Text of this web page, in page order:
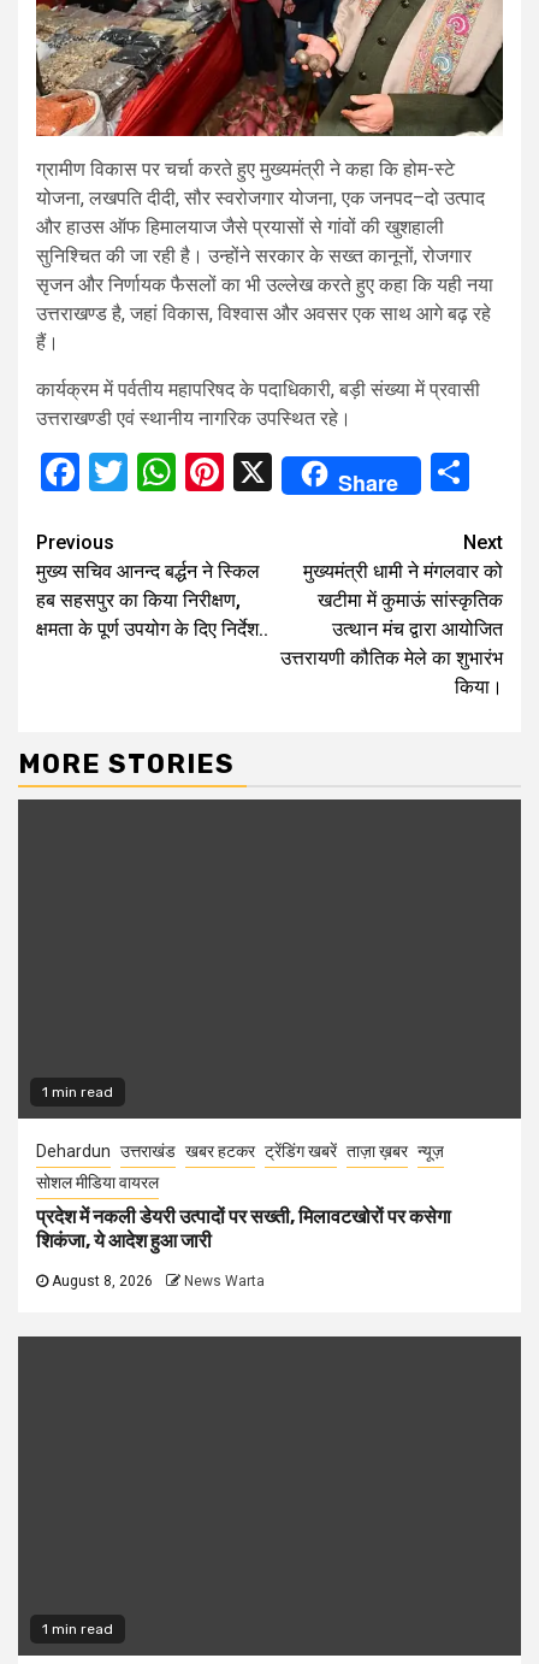
ग्रामीण विकास पर चर्चा करते हुए मुख्यमंत्री ने कहा कि होम-स्टे
योजना, लखपति दीदी, सौर स्वरोजगार योजना, एक जनपद–दो उत्पाद
और हाउस ऑफ हिमालयाज जैसे प्रयासों से गांवों की खुशहाली
सुनिश्चित की जा रही है। उन्होंने सरकार के सख्त कानूनों, रोजगार
सृजन और निर्णायक फैसलों का भी उल्लेख करते हुए कहा कि यही नया
उत्तराखण्ड है, जहां विकास, विश्वास और अवसर एक साथ आगे बढ़ रहे
हैं।
कार्यक्रम में पर्वतीय महापरिषद के पदाधिकारी, बड़ी संख्या में प्रवासी
उत्तराखण्डी एवं स्थानीय नागरिक उपस्थित रहे।
Facebook
Twitter
WhatsApp
Pinterest
X Share
Continue
Reading
Previous
मुख्य सचिव आनन्द बर्द्धन ने स्किल
हब सहसपुर का किया निरीक्षण,
क्षमता के पूर्ण उपयोग के दिए निर्देश..
Next
मुख्यमंत्री धामी ने मंगलवार को
खटीमा में कुमाऊं सांस्कृतिक
उत्थान मंच द्वारा आयोजित
उत्तरायणी कौतिक मेले का शुभारंभ
किया।
MORE STORIES
1 min read
Dehardun उत्तराखंड खबर हटकर ट्रेंडिंग खबरें ताज़ा ख़बर न्यूज़
सोशल मीडिया वायरल
प्रदेश में नकली डेयरी उत्पादों पर सख्ती, मिलावटखोरों पर कसेगा
शिकंजा, ये आदेश हुआ जारी
August 8, 2026 News Warta
1 min read